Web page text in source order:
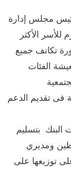
مجلس إدارة
للأسر الأكثر
تكاتف جميع
الفئات
فى تقديم الدعم
البنك بتسليم
ومديري
توزيعها على